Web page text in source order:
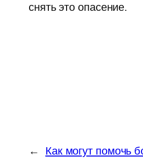
снять это опасение.
← Как могут помочь